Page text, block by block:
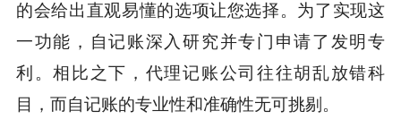
的会给出直观易懂的选项让您选择。为了实现这
一功能，自记账深入研究并专门申请了发明专
利。相比之下，代理记账公司往往胡乱放错科
目，而自记账的专业性和准确性无可挑剔。